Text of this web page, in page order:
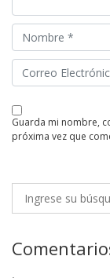
guarda mi nombre, correo electrónico y web en este navegador para la
próxima vez que